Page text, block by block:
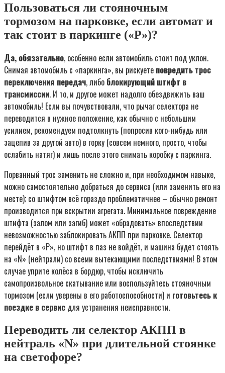
Пользоваться ли стояночным
тормозом на парковке, если автомат и
так стоит в паркинге («P»)?
Да, обязательно, особенно если автомобиль стоит под уклон.
Снимая автомобиль с «паркинга», вы рискуете повредить трос
переключения передач, либо блокирующий штифт в
трансмиссии. И то, и другое может надолго обездвижить ваш
автомобиль! Если вы почувствовали, что рычаг селектора не
переводится в нужное положение, как обычно с небольшим
усилием, рекомендуем подтолкнуть (попросив кого-нибудь или
зацепив за другой авто) в горку (совсем немного, просто, чтобы
ослабить натяг) и лишь после этого снимать коробку с паркинга.
Порванный трос заменить не сложно и, при необходимом навыке,
можно самостоятельно добраться до сервиса (или заменить его на
месте); со штифтом всё гораздо проблематичнее – обычно ремонт
производится при вскрытии агрегата. Минимальное повреждение
штифта (залом или загиб) может «обрадовать» впоследствии
невозможностью заблокировать АКПП при парковке. Селектор
перейдёт в «P», но штифт в паз не войдёт, и машина будет стоять
на «N» (нейтрали) со всеми вытекающими последствиями! В этом
случае уприте колёса в бордюр, чтобы исключить
самопроизвольное скатывание или воспользуйтесь стояночным
тормозом (если уверены в его работоспособности) и готовьтесь к
поездке в сервис для устранения неисправности.
Переводить ли селектор АКПП в
нейтраль «N» при длительной стоянке
на светофоре?